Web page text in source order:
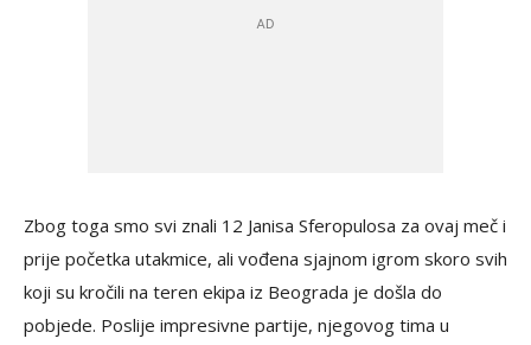
Zbog toga smo svi znali 12 Janisa Sferopulosa za ovaj meč i
prije početka utakmice, ali vođena sjajnom igrom skoro svih
koji su kročili na teren ekipa iz Beograda je došla do
pobjede. Poslije impresivne partije, njegovog tima u